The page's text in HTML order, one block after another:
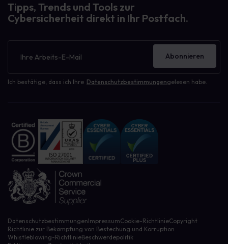
Tipps, Trends und Tools zur
Cybersicherheit direkt in Ihr Postfach.
Ich bestätige, dass ich Ihre Datenschutzbestimmungengelesen habe.
Abonnieren
DatenschutzbestimmungenImpressumCookie-RichtlinieCopyright
Richtlinie zur Bekämpfung von Bestechung und Korruption
Whistleblowing-RichtlinieBeschwerdepolitik